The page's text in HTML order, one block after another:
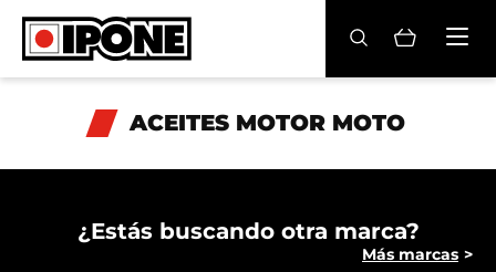
Ipone
ACEITES MOTOR
CONSERVACIÓN
MANTENIMIENTO
ACEITES MOTOR MOTO
¿Estás buscando otra marca?
Más marcas